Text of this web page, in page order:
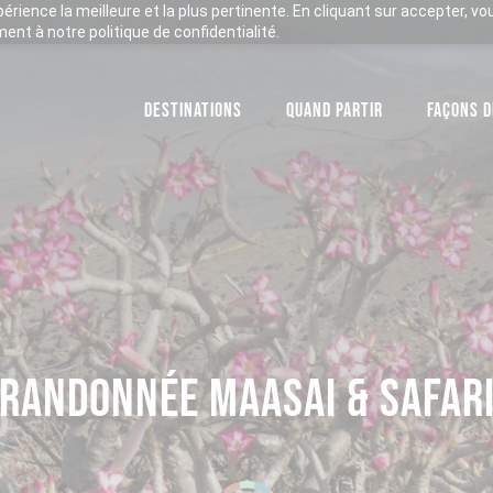
la meilleure et la plus pertinente. En cliquant sur accepter,
à notre politique de confidentialité.
DESTINATIONS QUAND PARTIR FAÇONS
MAASAI &